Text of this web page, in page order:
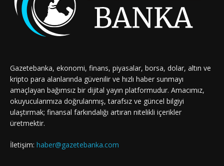
Gazetebanka, ekonomi, finans, piyasalar, borsa, dolar, altın ve
kripto para alanlarında güvenilir ve hızlı haber sunmayı
amaçlayan bağımsız bir dijital yayın platformudur. Amacımız,
okuyucularımıza doğrulanmış, tarafsız ve güncel bilgiyi
ulaştırmak; finansal farkındalığı artıran nitelikli içerikler
üretmektir.
İletişim: haber@gazetebanka.com